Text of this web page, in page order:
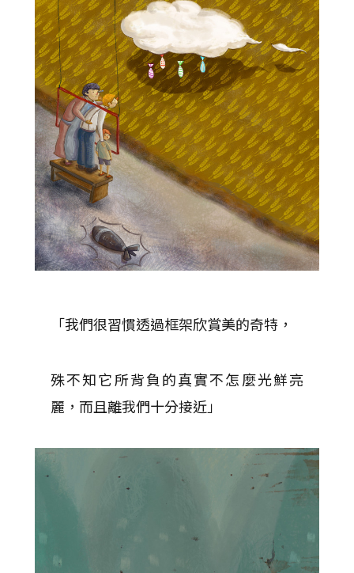
「我們很習慣透過框架欣賞美的奇特，
殊不知它所背負的真實不怎麼光鮮亮
麗，而且離我們十分接近」